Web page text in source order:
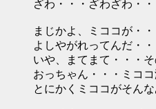
ざわ・・・ざわざわ・・
まじかよ、ミココが・・
よしやがれってんだ・・
いや、まてまて・・・
おっちゃん・・・ミコ
とにかくミココがそん